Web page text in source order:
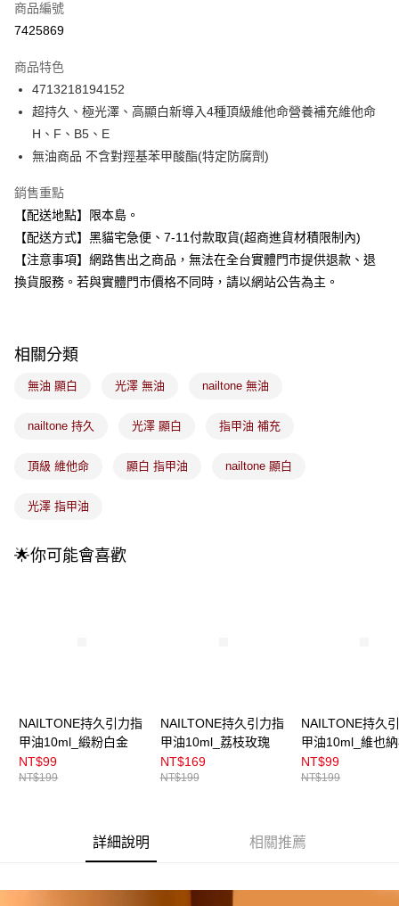
超商取貨付款
Apple Pay
街口支付
悠遊付
Google Pay
全盈+PAY
【大哥付你分期使用說明】
成交易。
4.訂單成立30分鐘內，如未前往確認交易或遇審核未通過，訂單將自動取
法說明評估內容。
醒簡訊。
帳／街口支付／iPASS MONEY」等通路繳費。
1.本服務係由「台灣大哥大股份有限公司」（以下簡稱本公司）所提供，讓
用戶於交易時，得透過本服務購買商品或服務，並由商店將買賣／分期付款
運送方式
全家取貨付款
付款後全家取貨
每筆NT$100，滿NT$899(含以上)免運費
每筆NT$100，滿NT$899(含以上)免運費
付款後7-11取貨
付款後門市自取
每筆NT$100，滿NT$399(含以上)免運費
商品編號
7425869
商品特色
4713218194152
超持久、極光澤、高顯白新導入4種頂級維他命營養補充維他命
H、F、B5、E
無油商品 不含對羥基苯甲酸酯(特定防腐劑)
銷售重點
【配送地點】限本島。
【配送方式】黑貓宅急便、7-11付款取貨(超商進貨材積限制內)
【注意事項】網路售出之商品，無法在全台實體門市提供退款、退
換貨服務。若與實體門市價格不同時，請以網站公告為主。
相關分類
無油 顯白 光澤 無油 nailtone 無油
nailtone 持久 光澤 顯白 指甲油 補充
頂級 維他命 顯白 指甲油 nailtone 顯白
光澤 指甲油
🌟你可能會喜歡
NAILTONE持久引力指
甲油10ml_緞粉白金
NT$99
NT$199
NAILTONE持久引力指
甲油10ml_荔枝玫瑰
NT$169
NT$199
NAILTONE持久
甲油10ml_維也
NT$99
NT$199
詳細說明 相關推薦